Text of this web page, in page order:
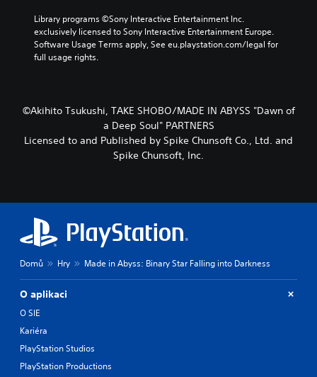
Library programs ©Sony Interactive Entertainment Inc.
exclusively licensed to Sony Interactive Entertainment Europe.
Software Usage Terms apply, See eu.playstation.com/legal for
full usage rights.
©Akihito Tsukushi, TAKE SHOBO/MADE IN ABYSS "Dawn of
a Deep Soul" PARTNERS
Licensed to and Published by Spike Chunsoft Co., Ltd. and
Spike Chunsoft, Inc.
Domů Hry Made in Abyss: Binary Star Falling into Darkness
O aplikaci
O SIE
Kariéra
PlayStation Studios
PlayStation Productions